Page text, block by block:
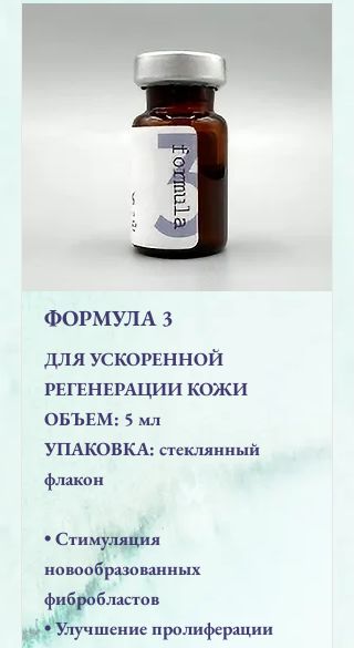
ФОРМУЛА 3
ДЛЯ УСКОРЕННОЙ
РЕГЕНЕРАЦИИ КОЖИ
ОБЪЕМ: 5 мл
УПАКОВКА: стеклянный
флакон
• Стимуляция
новообразованных
фибробластов
• Улучшение пролиферации